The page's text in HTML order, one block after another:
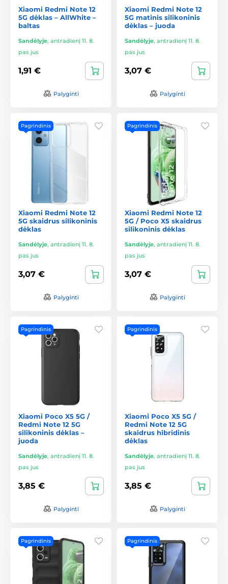
Xiaomi Redmi Note 12
5G dėklas – AllWhite –
baltas
Sandėlyje, antradienį 11. 8.
pas jus
1,91 €
Palyginti
Xiaomi Redmi Note 12
5G matinis silikoninis
dėklas – juoda
Sandėlyje, antradienį 11. 8.
pas jus
3,07 €
Palyginti
Pagrindinis
Xiaomi Redmi Note 12
5G skaidrus silikoninis
dėklas
Sandėlyje, antradienį 11. 8.
pas jus
3,07 €
Palyginti
Pagrindinis
Xiaomi Redmi Note 12
5G / Poco X5 skaidrus
silikoninis dėklas
Sandėlyje, antradienį 11. 8.
pas jus
3,07 €
Palyginti
Pagrindinis
Xiaomi Poco X5 5G /
Redmi Note 12 5G
silikoninis dėklas –
juoda
Sandėlyje, antradienį 11. 8.
pas jus
3,85 €
Palyginti
Pagrindinis
Xiaomi Poco X5 5G /
Redmi Note 12 5G
skaidrus hibridinis
dėklas
Sandėlyje, antradienį 11. 8.
pas jus
3,85 €
Palyginti
Pagrindinis Pagrindinis